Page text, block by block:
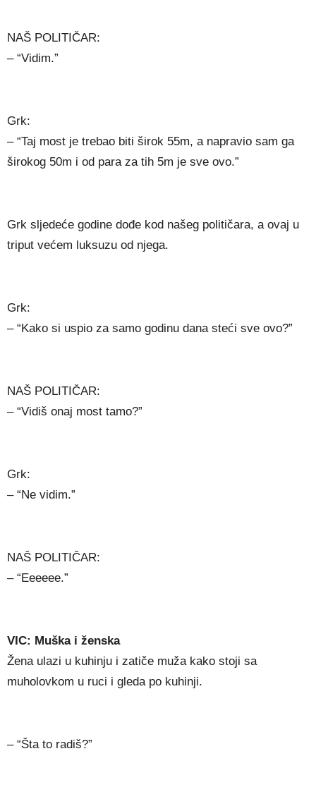
NAŠ POLITIČAR:
– “Vidim.”
Grk:
– “Taj most je trebao biti širok 55m, a napravio sam ga
širokog 50m i od para za tih 5m je sve ovo.”
Grk sljedeće godine dođe kod našeg političara, a ovaj u
triput većem luksuzu od njega.
Grk:
– “Kako si uspio za samo godinu dana steći sve ovo?”
NAŠ POLITIČAR:
– “Vidiš onaj most tamo?”
Grk:
– “Ne vidim.”
NAŠ POLITIČAR:
– “Eeeeee.”
VIC: Muška i ženska
Žena ulazi u kuhinju i zatiče muža kako stoji sa
muholovkom u ruci i gleda po kuhinji.
– “Šta to radiš?”